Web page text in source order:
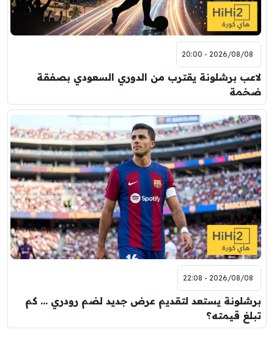
2026/08/08 - 20:00
لاعب برشلونة يقترب من الدوري السعودي بصفقة
ضخمة
2026/08/08 - 22:08
برشلونة يستعد لتقديم عرض جديد لضم رودري … كم
تبلغ قيمته؟